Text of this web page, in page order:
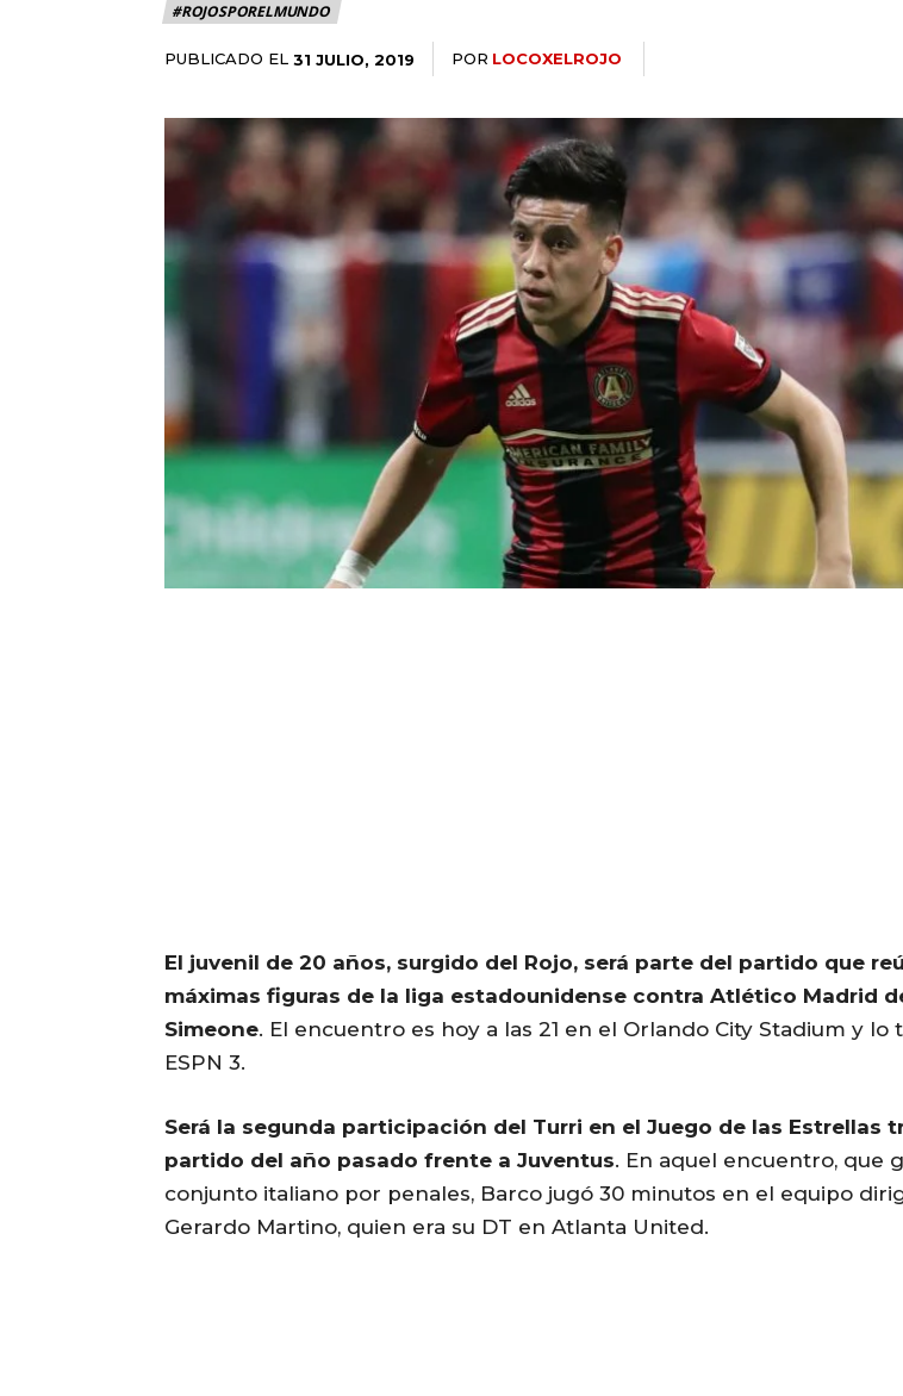
#ROJOSPORELMUNDO
PUBLICADO EL 31 JULIO, 2019 POR LOCOXELROJO
El juvenil de 20 años, surgido del Rojo, será parte del partido que
máximas figuras de la liga estadounidense contra Atlético Madrid
Simeone. El encuentro es hoy a las 21 en el Orlando City Stadium y lo
ESPN 3.
Será la segunda participación del Turri en el Juego de las Estrellas
partido del año pasado frente a Juventus. En aquel encuentro, que
conjunto italiano por penales, Barco jugó 30 minutos en el equipo
Gerardo Martino, quien era su DT en Atlanta United.